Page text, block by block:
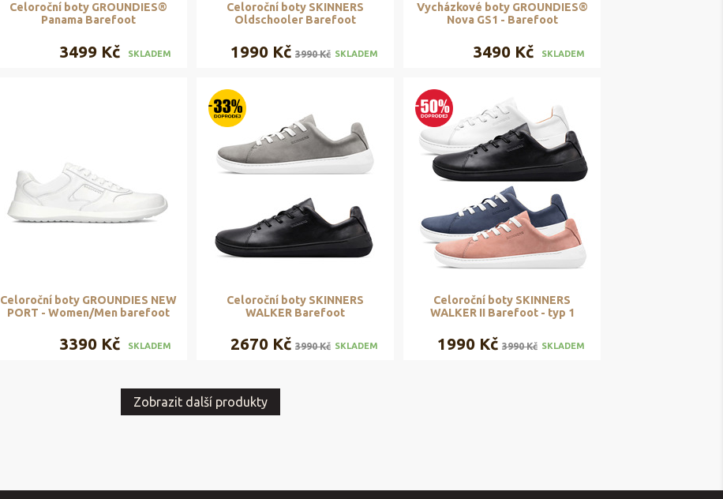
Celoroční boty GROUNDIES®
Panama Barefoot
3499 Kč SKLADEM
Celoroční boty SKINNERS
Oldschooler Barefoot
1990 Kč 3990 Kč SKLADEM
Vycházkové boty GROUNDIES®
Nova GS1 - Barefoot
3490 Kč SKLADEM
Celoroční boty GROUNDIES NEW
PORT - Women/Men barefoot
3390 Kč SKLADEM
Celoroční boty SKINNERS
WALKER Barefoot
2670 Kč 3990 Kč SKLADEM
Celoroční boty SKINNERS
WALKER II Barefoot - typ 1
1990 Kč 3990 Kč SKLADEM
Zobrazit další produkty